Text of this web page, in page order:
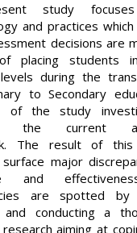
study
and practices
decisions are
placing students
during the
to Secondary
the study
the current
The result of this
major
and
are spotted
and conducting a
aiming at